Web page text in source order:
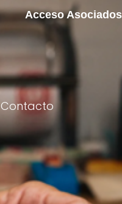
Acceso Asociados
Contacto